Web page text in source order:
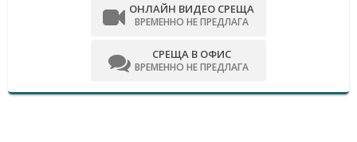
ОНЛАЙН ВИДЕО СРЕЩА
ВРЕМЕННО НЕ ПРЕДЛАГА
СРЕЩА В ОФИС
ВРЕМЕННО НЕ ПРЕДЛАГА